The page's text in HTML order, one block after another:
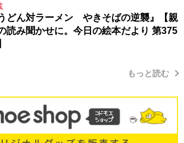
うどん対ラーメン やきそばの逆襲』【親
読み聞かせに。今日の絵本だより 第375
もっと読む